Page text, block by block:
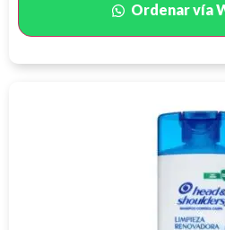
Ordenar vía